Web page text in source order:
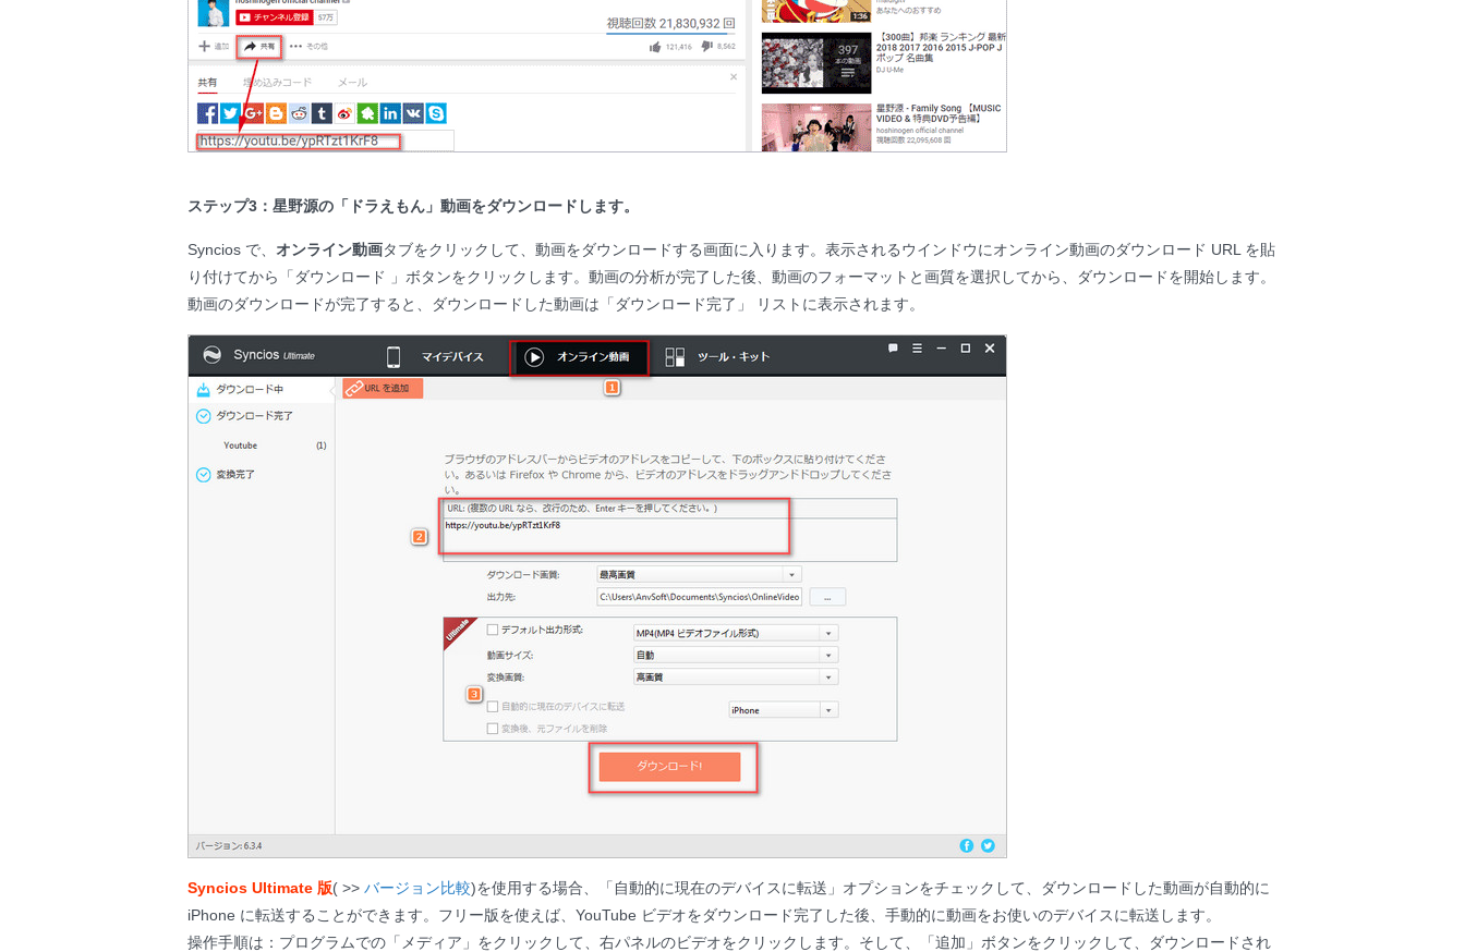
ステップ3：星野源の「ドラえもん」動画をダウンロードします。
Syncios で、 オンライン動画タブをクリックして、動画をダウンロードする画面に入ります。表示されるウインドウにオンライン動画のダウンロード URL を貼
り付けてから「ダウンロード 」ボタンをクリックします。動画の分析が完了した後、動画のフォーマットと画質を選択してから、ダウンロードを開始します。
動画のダウンロードが完了すると、ダウンロードした動画は「ダウンロード完了」 リストに表示されます。
Syncios Ultimate 版( >> バージョン比較)を使用する場合、「自動的に現在のデバイスに転送」オプションをチェックして、ダウンロードした動画が自動的に
iPhone に転送することができます。フリー版を使えば、YouTube ビデオをダウンロード完了した後、手動的に動画をお使いのデバイスに転送します。
操作手順は：プログラムでの「メディア」をクリックして、右パネルのビデオをクリックします。そして、「追加」ボタンをクリックして、ダウンロードされ